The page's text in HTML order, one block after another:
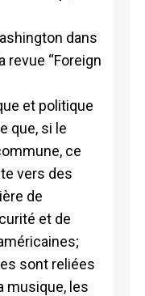
dans
revue “Foreign
et politique
que, si le
ce
vers des
de
et de
sont reliées
musique, les